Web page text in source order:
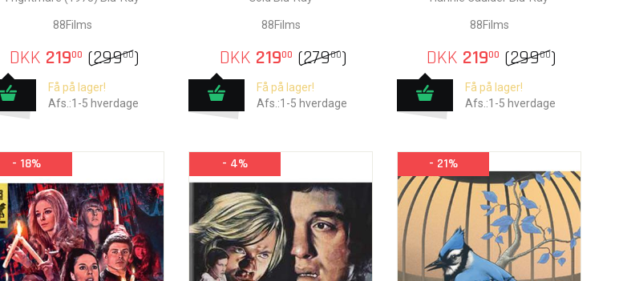
88Films
DKK 21900 (29900)
Få på lager!
Afs.:1-5 hverdage
88Films
DKK 21900 (27900)
Få på lager!
Afs.:1-5 hverdage
88Films
DKK 21900 (29900)
Få på lager!
Afs.:1-5 hverdage
- 18% - 4% - 21%